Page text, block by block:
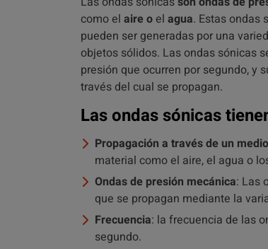
como el aire o el agua. Estas ondas
pueden ser generadas por una
objetos sólidos. Las ondas sónicas
presión que ocurren por segundo, y
través del cual se propagan.
Las ondas sónicas
Propagación a través de un
material como el aire, el agua o
Ondas de presión mecánica: Las
que se propagan mediante la
Frecuencia: la frecuencia de las
segundo.